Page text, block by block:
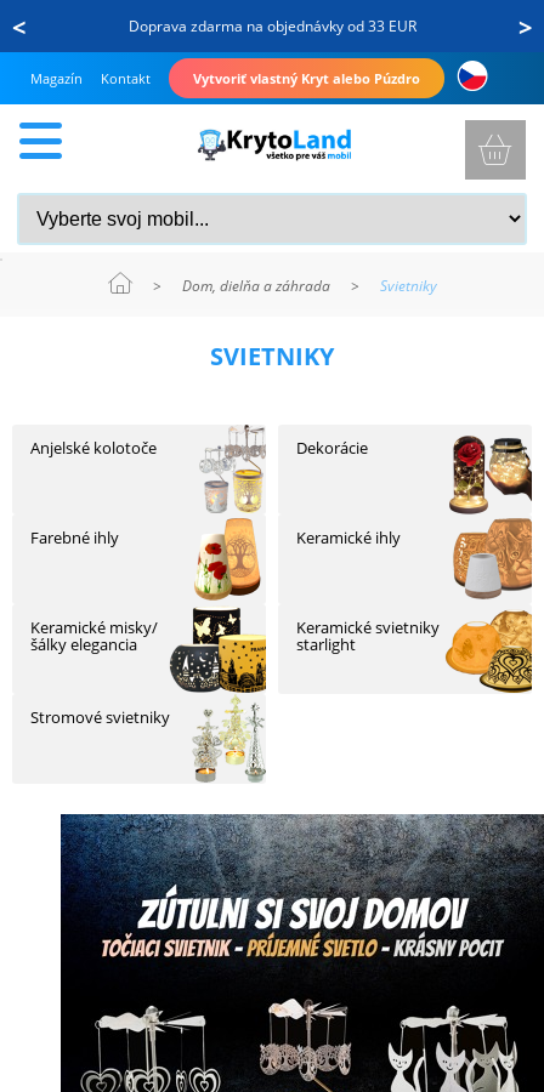
< >
Doprava zdarma na objednávky od 33 EUR
Magazín Kontakt Vytvoriť vlastný Kryt alebo Púzdro
MOBIL
TVRDENÉ
NABÍJANIE
PRODUKTY
SVIETNIKY
Anjelské kolotoče Dekorácie
Farebné ihly Keramické ihly
Keramické misky/
šálky elegancia
Keramické svietniky
starlight
Stromové svietniky
> Dom, dielňa a záhrada > Svietniky